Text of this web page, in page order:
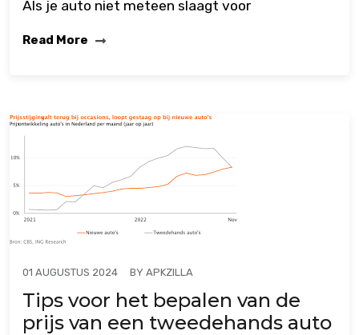
Als je auto niet meteen slaagt voor
Read More
01 AUGUSTUS 2024 BY APKZILLA
Tips voor het bepalen van de
prijs van een tweedehands auto